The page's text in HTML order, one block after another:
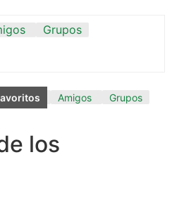
Grupos
Amigos Grupos
los